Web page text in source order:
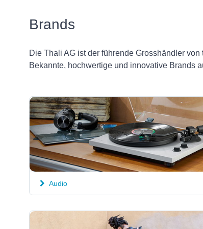
Brands
Die Thali AG ist der führende Grosshändler
Bekannte, hochwertige und innovative Brands
Audio